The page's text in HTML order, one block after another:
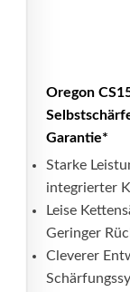
Oregon
Garantie*
Starke
integrierter
Leise
Geringer
Cleverer